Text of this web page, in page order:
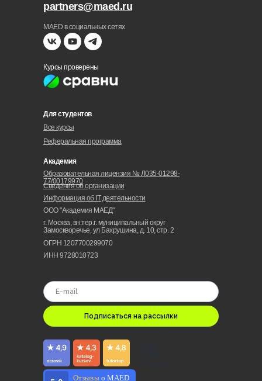
Для студентов
partners@maed.ru
Все курсы
Отзывыо MAED
MAED в социальных сетях
Подписаться на рассылки
Академия
Образовательная лицензия № Л035-01298-
77/00179970
ООО "Академия МАЕД"
г. Москва, вн.тер.г. муниципальный округ
Замоскворечье, ул Бахрушина, д. 10, стр. 2
ОГРН 1207700299070
ИНН 9728010723
Сведения об организации
Информация об IT деятельности
Реферальная программа
Курсы проверены